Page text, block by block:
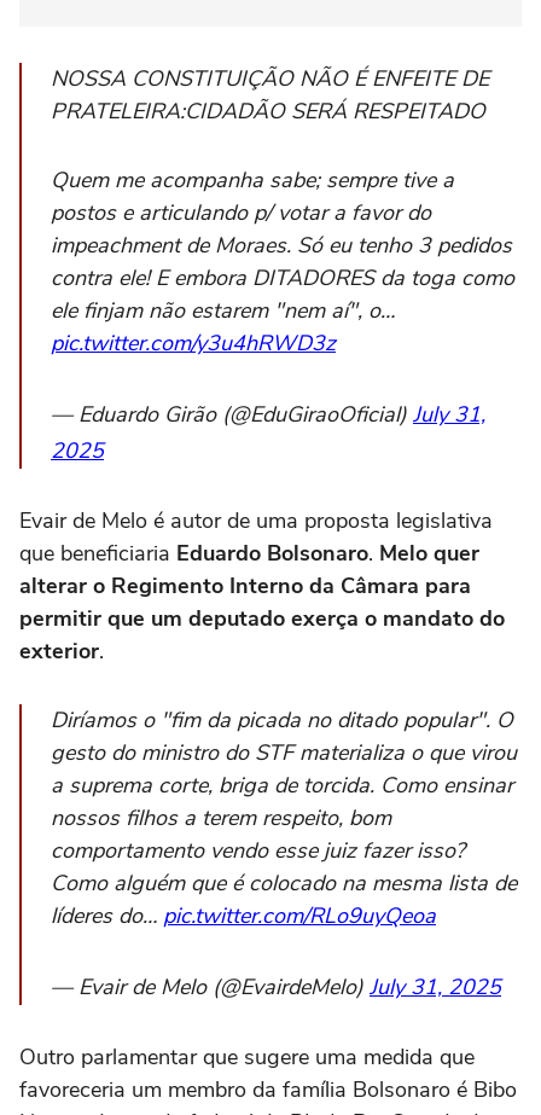
NOSSA CONSTITUIÇÃO NÃO É ENFEITE DE
PRATELEIRA:CIDADÃO SERÁ RESPEITADO
Quem me acompanha sabe; sempre tive a
postos e articulando p/ votar a favor do
impeachment de Moraes. Só eu tenho 3 pedidos
contra ele! E embora DITADORES da toga como
ele finjam não estarem "nem aí", o…
pic.twitter.com/y3u4hRWD3z
— Eduardo Girão (@EduGiraoOficial) July 31,
2025
Evair de Melo é autor de uma proposta legislativa
que beneficiaria Eduardo Bolsonaro. Melo quer
alterar o Regimento Interno da Câmara para
permitir que um deputado exerça o mandato do
exterior.
Diríamos o "fim da picada no ditado popular". O
gesto do ministro do STF materializa o que virou
a suprema corte, briga de torcida. Como ensinar
nossos filhos a terem respeito, bom
comportamento vendo esse juiz fazer isso?
Como alguém que é colocado na mesma lista de
líderes do… pic.twitter.com/RLo9uyQeoa
— Evair de Melo (@EvairdeMelo) July 31, 2025
Outro parlamentar que sugere uma medida que
favoreceria um membro da família Bolsonaro é Bibo